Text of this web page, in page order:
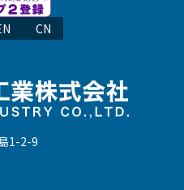
1-2-9
CN